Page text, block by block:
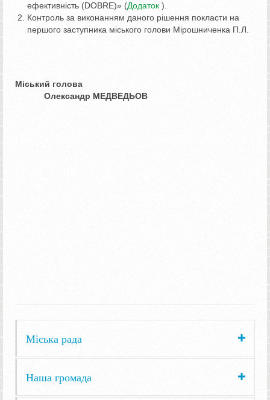
ефективність (DOBRE)» (Додаток ).
Контроль за виконанням даного рішення покласти на
першого заступника міського голови Мірошниченка П.Л.
Міський голова
Олександр МЕДВЕДЬОВ
Міська рада
Наша громада